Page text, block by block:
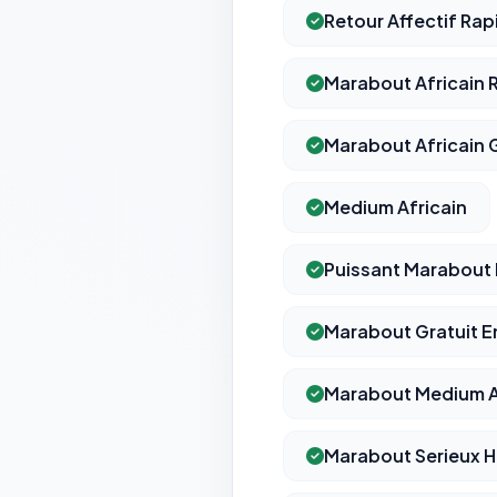
Retour Affectif
Marabout Africain
Marabout Africain
Medium Africain
Puissant Marabout
Marabout Gratuit
Marabout Medium
Marabout Serieux